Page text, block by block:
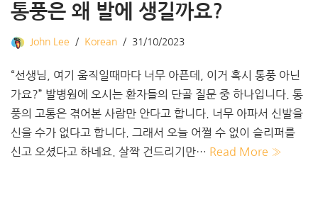
통풍은 왜 발에 생길까요?
John Lee Korean 31/10/2023
“선생님, 여기 움직일때마다 너무 아픈데, 이거 혹시 통풍 아닌
가요?” 발병원에 오시는 환자들의 단골 질문 중 하나입니다. ​통
풍의 고통은 겪어본 사람만 안다고 합니다. 너무 아파서 신발을
신을 수가 없다고 합니다. 그래서 오늘 어쩔 수 없이 슬리퍼를
신고 오셨다고 하네요. 살짝 건드리기만… Read More »